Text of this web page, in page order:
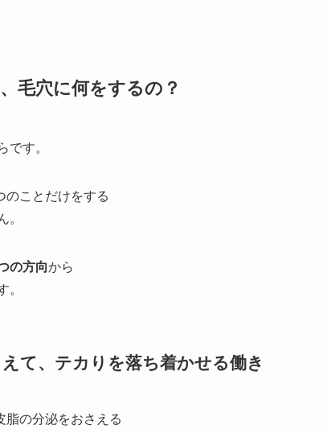
毛穴に何をするの？
です。
のことだけをする
。
の方向から
。
て、テカりを落ち着かせる働き
脂の分泌をおさえる